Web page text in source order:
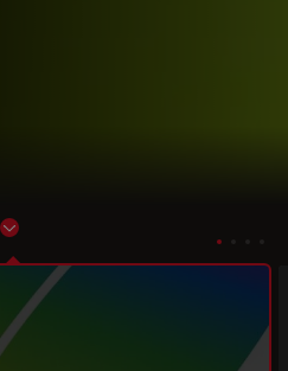
Show subnavigation